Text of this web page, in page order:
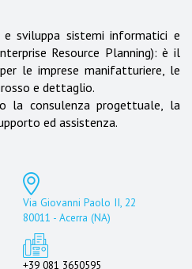
sviluppa sistemi informatici e
Resource Planning): è il
le imprese manifatturiere, le
e dettaglio.
la consulenza progettuale, la
ed assistenza.
Via Giovanni Paolo II, 22
80011 - Acerra (NA)
+39 081 3650595